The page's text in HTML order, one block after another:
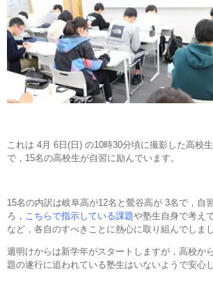
これは 4月 6日(日) の10時30分頃に撮影した高校
で，15名の高校生が自習に励んでいます。
15名の内訳は岐阜高が12名と鶯谷高が 3名で，自
ろ， こちらで指示している課題や塾生自身で考え
など，各自のすべきことに熱心に取り組んでしまし
週明けからは新学年がスタートしますが，高校か
題の遂行に追われている塾生はいないようで安心